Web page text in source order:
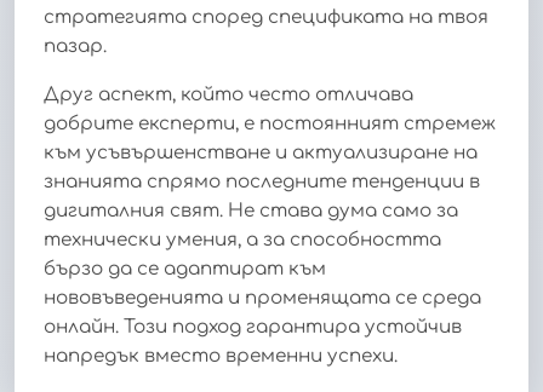
стратегията според спецификата на твоя
пазар.
Друг аспект, който често отличава
добрите експерти, е постоянният стремеж
към усъвършенстване и актуализиране на
знанията спрямо последните тенденции в
дигиталния свят. Не става дума само за
технически умения, а за способността
бързо да се адаптират към
нововъведенията и променящата се среда
онлайн. Този подход гарантира устойчив
напредък вместо временни успехи.